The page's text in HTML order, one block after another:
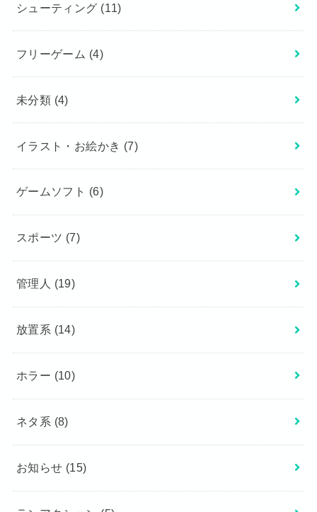
シューティング (11)
フリーゲーム (4)
未分類 (4)
イラスト・お絵かき (7)
ゲームソフト (6)
スポーツ (7)
管理人 (19)
放置系 (14)
ホラー (10)
ネタ系 (8)
お知らせ (15)